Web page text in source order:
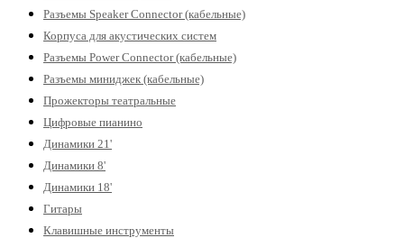
Разъемы Speaker Connector (кабельные)
Корпуса для акустических систем
Разъемы Power Connector (кабельные)
Разъемы миниджек (кабельные)
Прожекторы театральные
Цифровые пианино
Динамики 21'
Динамики 8'
Динамики 18'
Гитары
Клавишные инструменты